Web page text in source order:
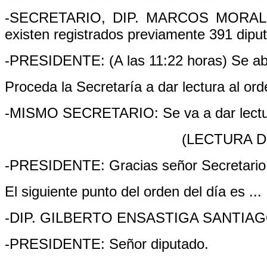
-SECRETARIO, DIP. MARCOS
existen registrados previamente 391
-PRESIDENTE: (A las 11:22 horas) Se
Proceda la Secretaría a dar lectura al
-MISMO SECRETARIO: Se va a dar
(LECTURA
-PRESIDENTE: Gracias señor
El siguiente punto del orden del día es ...
-DIP. GILBERTO ENSASTIGA
-PRESIDENTE: Señor diputado.